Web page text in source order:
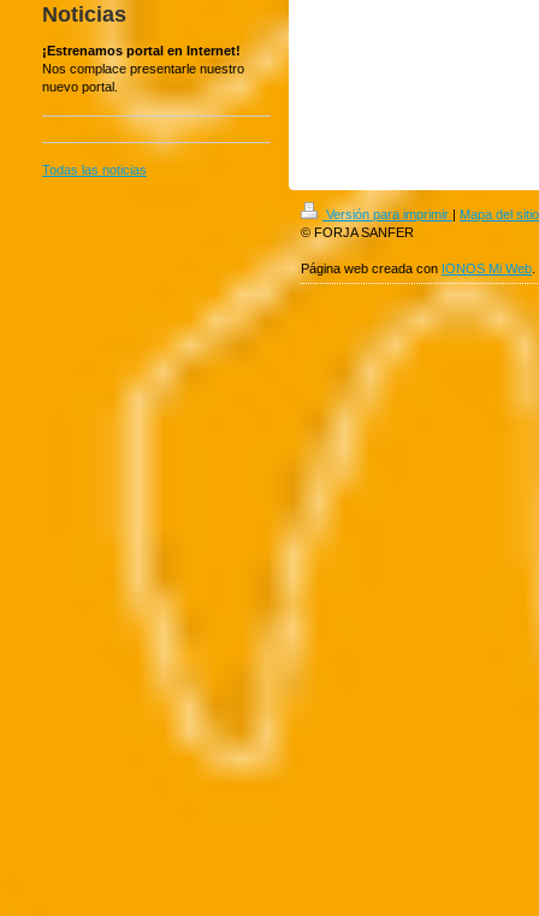
Noticias
¡Estrenamos portal en Internet!
Nos complace presentarle nuestro
nuevo portal.
Todas las noticias
Versión para imprimir | Mapa del sitio
© FORJA SANFER
Página web creada con IONOS Mi Web